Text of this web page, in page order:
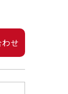
せ